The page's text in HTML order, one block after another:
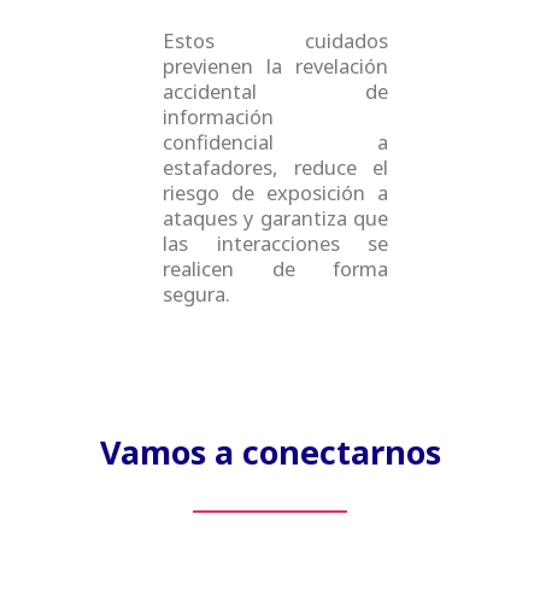
Estos cuidados
previenen la revelación
accidental de
información
confidencial a
estafadores, reduce el
riesgo de exposición a
ataques y garantiza que
las interacciones se
realicen de forma
segura.
Vamos a conectarnos